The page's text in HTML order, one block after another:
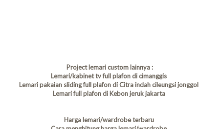
Project lemari custom lainnya :
Lemari/kabinet tv full plafon di cimanggis
Lemari pakaian sliding full plafon di Citra indah cileungsi jonggol
Lemari full plafon di Kebon jeruk jakarta
Harga lemari/wardrobe terbaru